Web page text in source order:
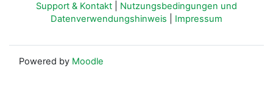
Support & Kontakt
Nutzungsbedingungen und
Datenverwendungshinweis
Impressum
Powered by Moodle